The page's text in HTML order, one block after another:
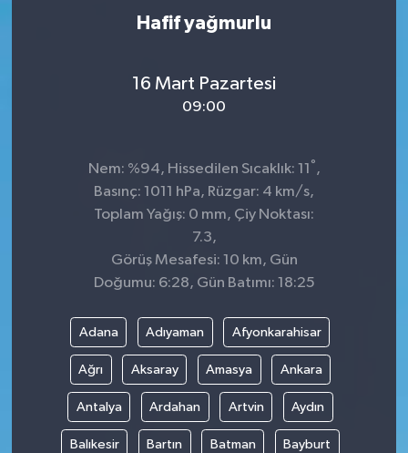
Hafif yağmurlu
16 Mart Pazartesi
09:00
Nem: %94, Hissedilen Sıcaklık: 11 ° ,
Basınç: 1011 hPa, Rüzgar: 4 km/s,
Toplam Yağış: 0 mm, Çiy Noktası:
7.3,
Görüş Mesafesi: 10 km, Gün
Doğumu: 6:28, Gün Batımı: 18:25
Adana Adıyaman Afyonkarahisar
Ağrı Aksaray Amasya Ankara
Antalya Ardahan Artvin Aydın
Balıkesir Bartın Batman Bayburt